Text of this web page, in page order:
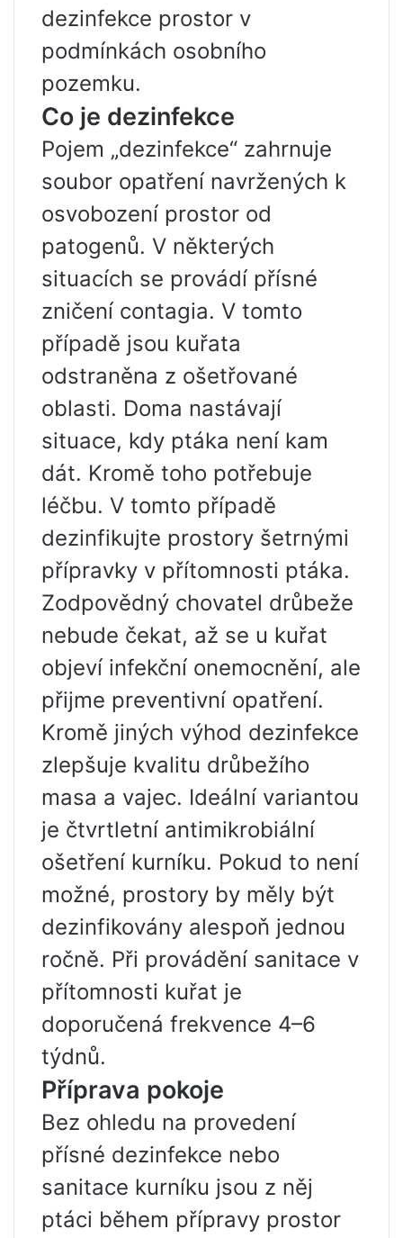
dezinfekce prostor v
podmínkách osobního
pozemku.
Co je dezinfekce
Pojem „dezinfekce“ zahrnuje
soubor opatření navržených k
osvobození prostor od
patogenů. V některých
situacích se provádí přísné
zničení contagia. V tomto
případě jsou kuřata
odstraněna z ošetřované
oblasti. Doma nastávají
situace, kdy ptáka není kam
dát. Kromě toho potřebuje
léčbu. V tomto případě
dezinfikujte prostory šetrnými
přípravky v přítomnosti ptáka.
Zodpovědný chovatel drůbeže
nebude čekat, až se u kuřat
objeví infekční onemocnění, ale
přijme preventivní opatření.
Kromě jiných výhod dezinfekce
zlepšuje kvalitu drůbežího
masa a vajec. Ideální variantou
je čtvrtletní antimikrobiální
ošetření kurníku. Pokud to není
možné, prostory by měly být
dezinfikovány alespoň jednou
ročně. Při provádění sanitace v
přítomnosti kuřat je
doporučená frekvence 4–6
týdnů.
Příprava pokoje
Bez ohledu na provedení
přísné dezinfekce nebo
sanitace kurníku jsou z něj
ptáci během přípravy prostor